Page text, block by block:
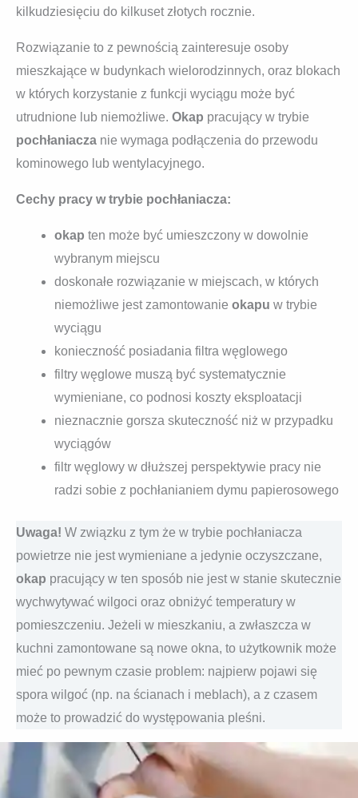
kilkudziesięciu do kilkuset złotych rocznie.
Rozwiązanie to z pewnością zainteresuje osoby
mieszkające w budynkach wielorodzinnych, oraz blokach
w których korzystanie z funkcji wyciągu może być
utrudnione lub niemożliwe. Okap pracujący w trybie
pochłaniacza nie wymaga podłączenia do przewodu
kominowego lub wentylacyjnego.
Cechy pracy w trybie pochłaniacza:
okap ten może być umieszczony w dowolnie
wybranym miejscu
doskonałe rozwiązanie w miejscach, w których
niemożliwe jest zamontowanie okapu w trybie
wyciągu
konieczność posiadania filtra węglowego
filtry węglowe muszą być systematycznie
wymieniane, co podnosi koszty eksploatacji
nieznacznie gorsza skuteczność niż w przypadku
wyciągów
filtr węglowy w dłuższej perspektywie pracy nie
radzi sobie z pochłanianiem dymu papierosowego
Uwaga! W związku z tym że w trybie pochłaniacza
powietrze nie jest wymieniane a jedynie oczyszczane,
okap pracujący w ten sposób nie jest w stanie skutecznie
wychwytywać wilgoci oraz obniżyć temperatury w
pomieszczeniu. Jeżeli w mieszkaniu, a zwłaszcza w
kuchni zamontowane są nowe okna, to użytkownik może
mieć po pewnym czasie problem: najpierw pojawi się
spora wilgoć (np. na ścianach i meblach), a z czasem
może to prowadzić do występowania pleśni.